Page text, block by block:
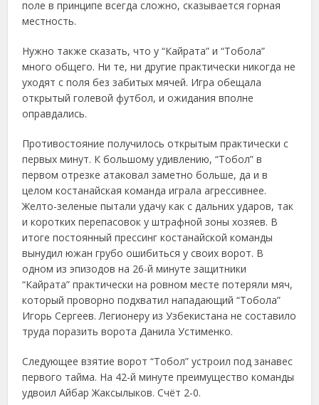
поле в принципе всегда сложно, сказывается горная
местность.
Нужно также сказать, что у “Кайрата” и “Тобола”
много общего. Ни те, ни другие практически никогда не
уходят с поля без забитых мячей. Игра обещала
открытый голевой футбол, и ожидания вполне
оправдались.
Противостояние получилось открытым практически с
первых минут. К большому удивлению, “Тобол” в
первом отрезке атаковал заметно больше, да и в
целом костанайская команда играла агрессивнее.
Желто-зеленые пытали удачу как с дальних ударов, так
и коротких перепасовок у штрафной зоны хозяев. В
итоге постоянный прессинг костанайской команды
вынудил южан грубо ошибиться у своих ворот. В
одном из эпизодов на 26-й минуте защитники
“Кайрата” практически на ровном месте потеряли мяч,
который проворно подхватил нападающий “Тобола”
Игорь Сергеев. Легионеру из Узбекистана не составило
труда поразить ворота Данила Устименко.
Следующее взятие ворот “Тобол” устроил под занавес
первого тайма. На 42-й минуте преимущество команды
удвоил Айбар Жаксылыков. Счёт 2-0.